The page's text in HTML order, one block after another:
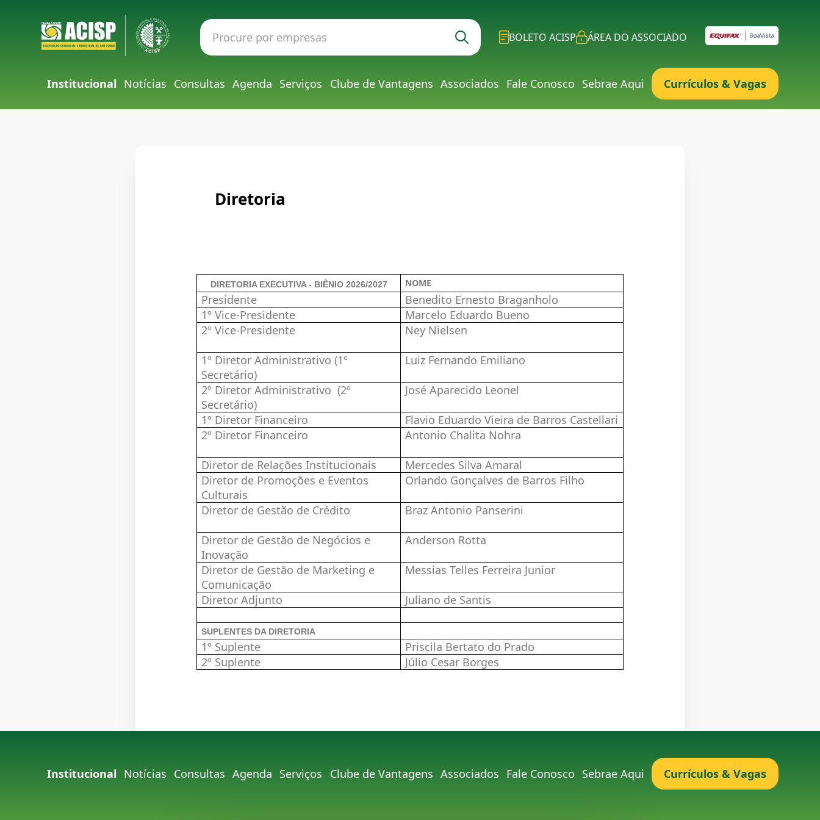
BOLETO ACISP ÁREA DO ASSOCIADO
Institucional Notícias Consultas Agenda Serviços Clube de Vantagens Associados Fale Conosco Sebrae Aqui Currículos & Vagas
Diretoria
DIRETORIA EXECUTIVA - BIÊNIO 2026/2027 NOME
Presidente
Benedito Ernesto Braganholo
1º Vice-Presidente
Marcelo Eduardo Bueno
2º Vice-Presidente
Ney Nielsen
1º Diretor Administrativo (1º
Secretário)
Luiz Fernando Emiliano
2º Diretor Administrativo (2º
Secretário)
José Aparecido Leonel
1º Diretor Financeiro
Flavio Eduardo Vieira de Barros Castellari
2º Diretor Financeiro
Antonio Chalita Nohra
Diretor de Relações Institucionais
Mercedes Silva Amaral
Diretor de Promoções e Eventos
Culturais
Orlando Gonçalves de Barros Filho
Diretor de Gestão de Crédito Braz Antonio Panserini
Diretor de Gestão de Negócios e
Inovação
Anderson Rotta
Diretor de Gestão de Marketing e
Comunicação
Messias Telles Ferreira Junior
Diretor Adjunto Juliano de Santis
SUPLENTES DA DIRETORIA
1º Suplente
Priscila Bertato do Prado
2º Suplente
Júlio Cesar Borges
Institucional Notícias Consultas Agenda Serviços Clube de Vantagens Associados Fale Conosco Sebrae Aqui Currículos & Vagas